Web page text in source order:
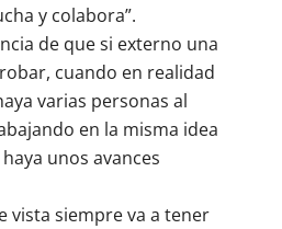
y colabora”.
de que si externo una
cuando en realidad
varias personas al
en la misma idea
unos avances
vista siempre va a tener